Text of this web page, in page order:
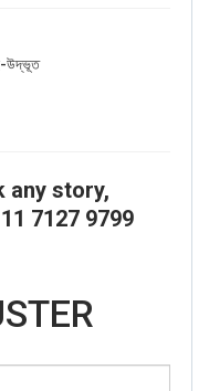
উদ্ভূত
any story,
7127 9799